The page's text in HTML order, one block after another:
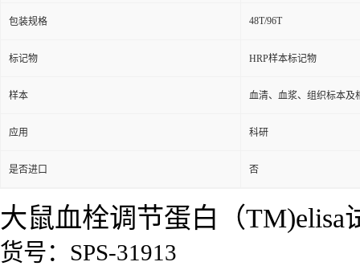
包装规格 48T/96T
标记物 HRP样本标记物
样本 血清、血浆、组织标本及
应用 科研
是否进口 否
大鼠血栓调节蛋白（TM)elisa
货号：SPS-31913